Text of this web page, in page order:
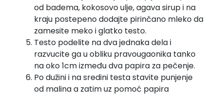
od badema, kokosovo ulje, agava sirup i na
kraju postepeno dodajte pirinčano mleko da
zamesite meko i glatko testo.
Testo podelite na dva jednaka dela i
razvucite ga u obliku pravougaonika tanko
na oko 1cm između dva papira za pečenje.
Po dužini i na sredini testa stavite punjenje
od malina a zatim uz pomoć papira